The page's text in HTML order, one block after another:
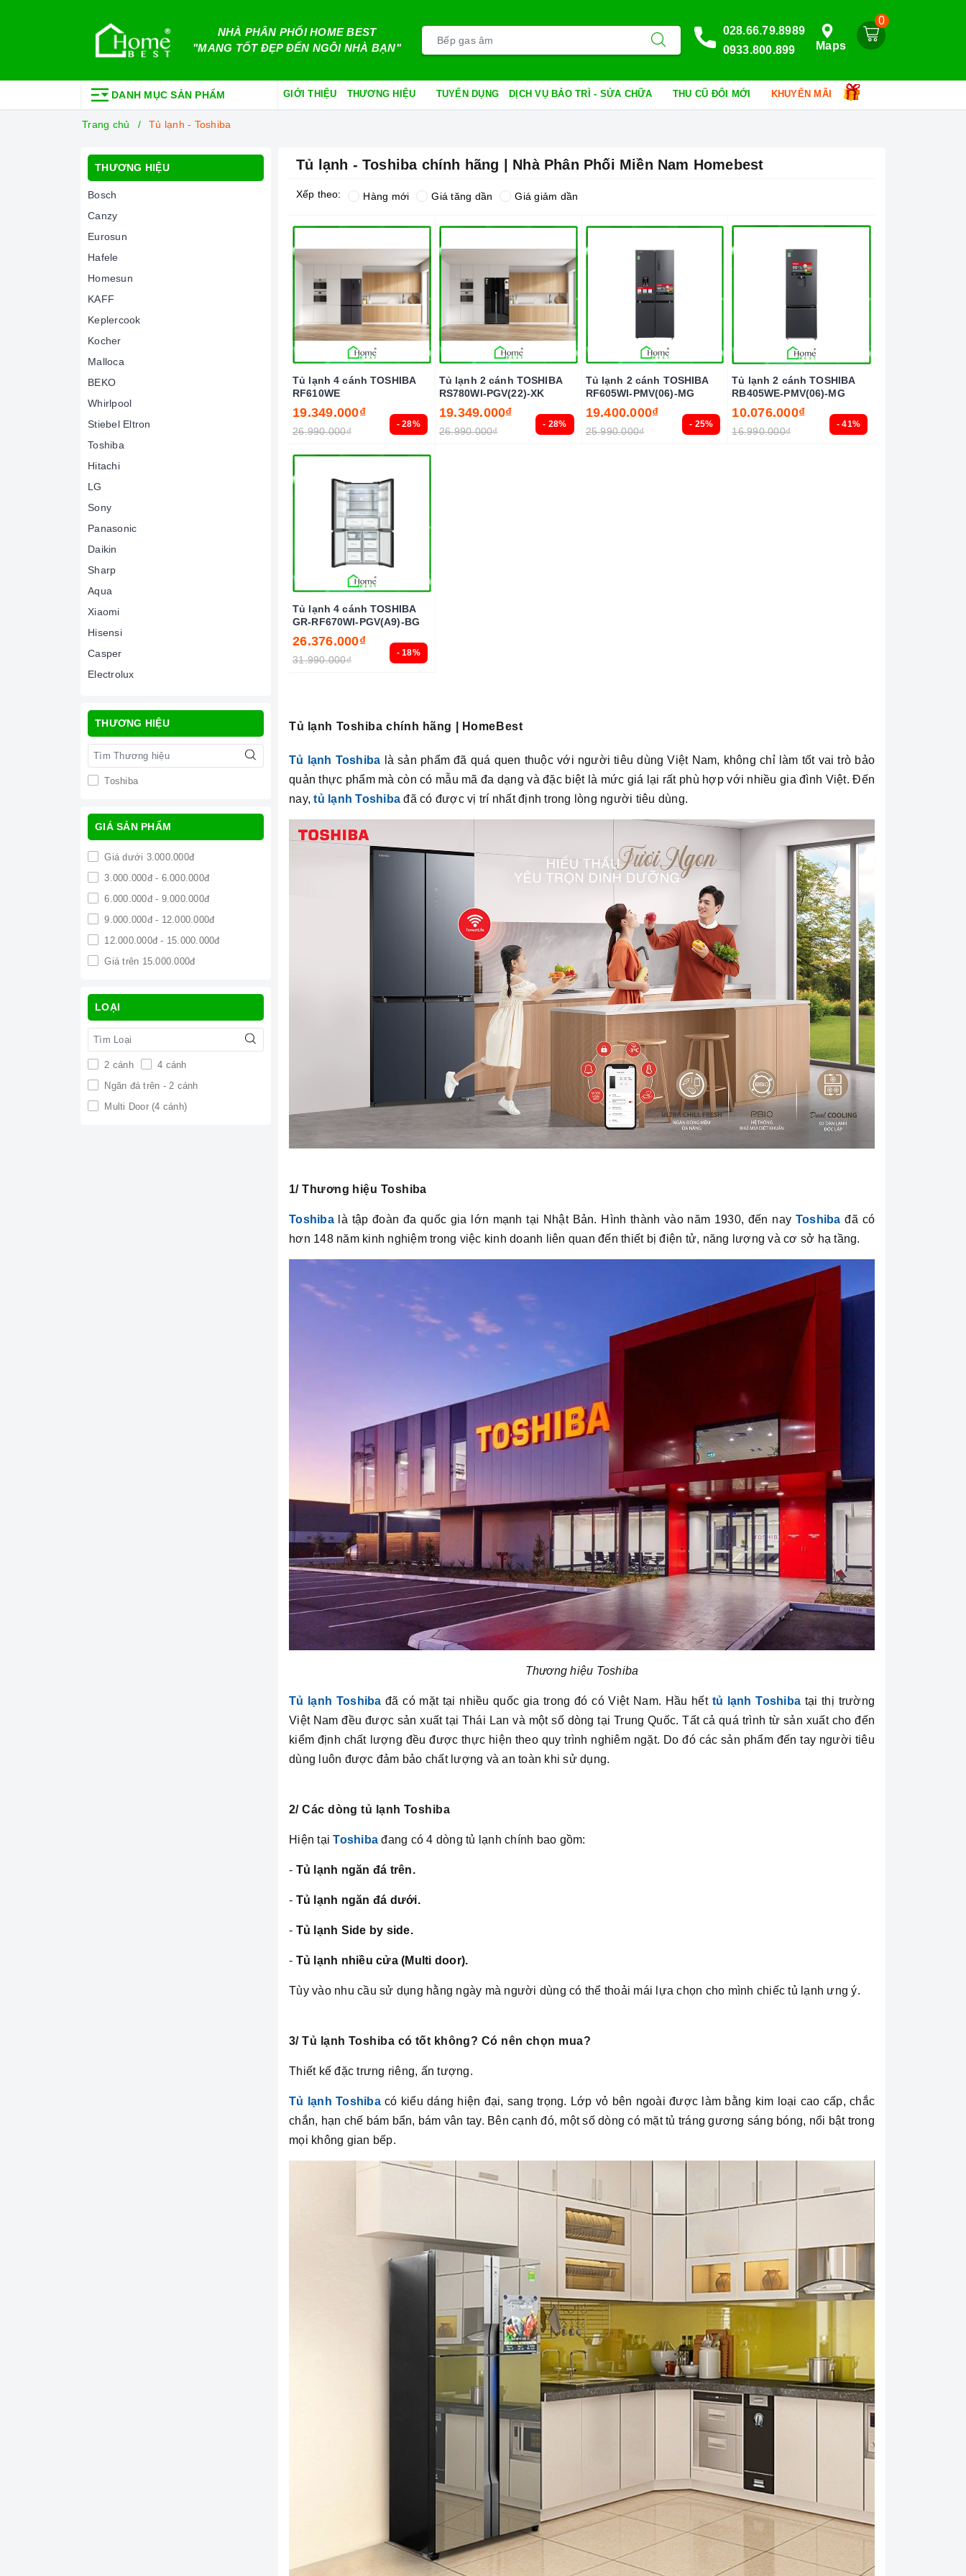
NHÀ PHÂN PHỐI HOME BEST
"MANG TỐT ĐẸP ĐẾN NGÔI NHÀ BẠN"
0
Maps
028.66.79.8989
0933.800.899
DANH MỤC SẢN PHẨM GIỚI THIỆU THƯƠNG HIỆU TUYỂN DỤNG DỊCH VỤ BẢO TRÌ - SỬA CHỮA THU CŨ ĐỔI MỚI KHUYẾN MÃI
Trang chủ Tủ lạnh - Toshiba
THƯƠNG HIỆU
Bosch
Canzy
Eurosun
Hafele
Homesun
KAFF
Keplercook
Kocher
Malloca
BEKO
Whirlpool
Stiebel Eltron
Toshiba
Hitachi
LG
Sony
Panasonic
Daikin
Sharp
Aqua
Xiaomi
Hisensi
Casper
Electrolux
THƯƠNG HIỆU
Toshiba
GIÁ SẢN PHẨM
Giá dưới 3.000.000đ
3.000.000đ - 6.000.000đ
6.000.000đ - 9.000.000đ
9.000.000đ - 12.000.000đ
12.000.000đ - 15.000.000đ
Giá trên 15.000.000đ
LOẠI
2 cánh
4 cánh
Ngăn đá trên - 2 cánh
Multi Door (4 cánh)
Tủ lạnh - Toshiba chính hãng | Nhà Phân Phối Miền Nam Homebest
Xếp theo: Hàng mới Giá tăng dần Giá giảm dần
- 28%
Tủ lạnh 4 cánh TOSHIBA
RF610WE
19.349.000₫
26.990.000₫
- 28%
Tủ lạnh 2 cánh TOSHIBA
RS780WI-PGV(22)-XK
19.349.000₫
26.990.000₫
- 25%
Tủ lạnh 2 cánh TOSHIBA
RF605WI-PMV(06)-MG
19.400.000₫
25.990.000₫
- 41%
Tủ lạnh 2 cánh TOSHIBA
RB405WE-PMV(06)-MG
10.076.000₫
16.990.000₫
- 18%
Tủ lạnh 4 cánh TOSHIBA
GR-RF670WI-PGV(A9)-BG
26.376.000₫
31.990.000₫
Tủ lạnh Toshiba chính hãng | HomeBest
Tủ lạnh Toshiba là sản phẩm đã quá quen thuộc với người tiêu dùng Việt Nam, không chỉ làm tốt vai trò bảo
quản thực phẩm mà còn có mẫu mã đa dạng và đặc biệt là mức giá lại rất phù hợp với nhiều gia đình Việt. Đến
nay,tủ lạnh Toshiba đã có được vị trí nhất định trong lòng người tiêu dùng.
1/ Thương hiệu Toshiba
Toshibalà tập đoàn đa quốc gia lớn mạnh tại Nhật Bản. Hình thành vào năm 1930, đến nay Toshiba đã có
hơn 148 năm kinh nghiệm trong việc kinh doanh liên quan đến thiết bị điện tử, năng lượng và cơ sở hạ tầng.
Thương hiệu Toshiba
Tủ lạnh Toshiba đã có mặt tại nhiều quốc gia trong đó có Việt Nam. Hầu hết tủ lạnh Toshiba tại thị trường
Việt Nam đều được sản xuất tại Thái Lan và một số dòng tại Trung Quốc. Tất cả quá trình từ sản xuất cho đến
kiểm định chất lượng đều được thực hiện theo quy trình nghiêm ngặt. Do đó các sản phẩm đến tay người tiêu
dùng luôn được đảm bảo chất lượng và an toàn khi sử dụng.
2/ Các dòng tủ lạnh Toshiba
Hiện tạiToshiba đang có 4 dòng tủ lạnh chính bao gồm:
- Tủ lạnh ngăn đá trên.
- Tủ lạnh ngăn đá dưới.
- Tủ lạnh Side by side.
- Tủ lạnh nhiều cửa (Multi door).
Tùy vào nhu cầu sử dụng hằng ngày mà người dùng có thể thoải mái lựa chọn cho mình chiếc tủ lạnh ưng ý.
3/ Tủ lạnh Toshiba có tốt không? Có nên chọn mua?
Thiết kế đặc trưng riêng, ấn tượng.
Tủ lạnh Toshibacó kiểu dáng hiện đại, sang trọng. Lớp vỏ bên ngoài được làm bằng kim loại cao cấp, chắc
chắn, hạn chế bám bẩn, bám vân tay. Bên cạnh đó, một số dòng có mặt tủ tráng gương sáng bóng, nổi bật trong
mọi không gian bếp.